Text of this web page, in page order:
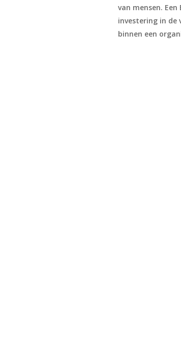
van mensen.
investering in de
binnen een